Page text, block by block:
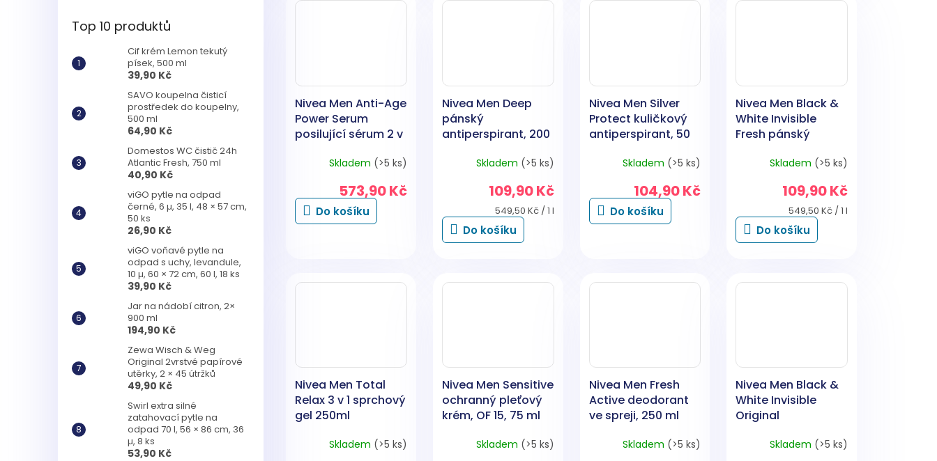
Top 10 produktů
Cif krém Lemon tekutý
písek, 500 ml
39,90 Kč
SAVO koupelna čisticí
prostředek do koupelny,
500 ml
64,90 Kč
Domestos WC čistič 24h
Atlantic Fresh, 750 ml
40,90 Kč
viGO pytle na odpad
černé, 6 µ, 35 l, 48 × 57 cm,
50 ks
26,90 Kč
viGO voňavé pytle na
odpad s uchy, levandule,
10 µ, 60 × 72 cm, 60 l, 18 ks
39,90 Kč
Jar na nádobí citron, 2×
900 ml
194,90 Kč
Zewa Wisch & Weg
Original 2vrstvé papírové
utěrky, 2 × 45 útržků
49,90 Kč
Swirl extra silné
zatahovací pytle na
odpad 70 l, 56 × 86 cm, 36
µ, 8 ks
53,90 Kč
Nivea Men Anti-Age
Power Serum
posilující sérum 2 v
Skladem (>5 ks)
573,90 Kč
Do košíku
Nivea Men Deep
pánský
antiperspirant, 200
Skladem (>5 ks)
109,90 Kč
Měrná
cena:
549,50 Kč / 1 l
Do košíku
Nivea Men Silver
Protect kuličkový
antiperspirant, 50
Skladem (>5 ks)
104,90 Kč
Do košíku
Nivea Men Black &
White Invisible
Fresh pánský
Skladem (>5 ks)
109,90 Kč
Měrná
cena:
549,50 Kč / 1 l
Do košíku
Nivea Men Total
Relax 3 v 1 sprchový
gel 250ml
Skladem (>5 ks)
Nivea Men Sensitive
ochranný pleťový
krém, OF 15, 75 ml
Skladem (>5 ks)
Nivea Men Fresh
Active deodorant
ve spreji, 250 ml
Skladem (>5 ks)
Nivea Men Black &
White Invisible
Original
spreji, 250 ml
Skladem (>5 ks)